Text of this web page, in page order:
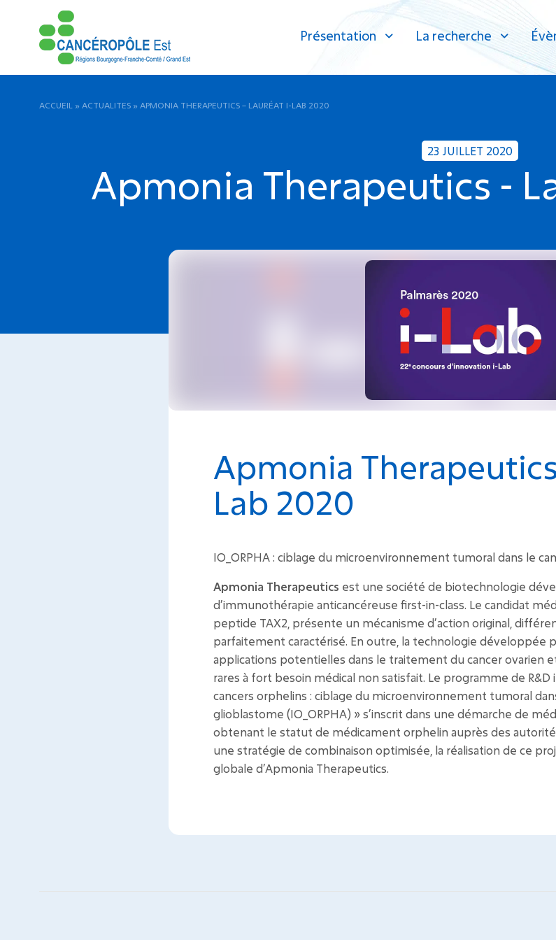
Présentation La recherche
ACCUEIL » ACTUALITES » APMONIA THERAPEUTICS – LAURÉAT I-LAB 2020
23 JUILLET 2020
Apmonia Therapeutics -
Apmonia
Lab 2020
IO_ORPHA : ciblage du microenvironnement tumoral dans le
Apmonia Therapeutics est une société de biotechnologie
d’immunothérapie anticancéreuse first-in-class. Le candidat
peptide TAX2, présente un mécanisme d’action original,
parfaitement caractérisé. En outre, la technologie développée
applications potentielles dans le traitement du cancer ovarien
rares à fort besoin médical non satisfait. Le programme de
cancers orphelins : ciblage du microenvironnement tumoral
glioblastome (IO_ORPHA) » s’inscrit dans une démarche de
obtenant le statut de médicament orphelin auprès des
une stratégie de combinaison optimisée, la réalisation de ce
globale d’Apmonia Therapeutics.